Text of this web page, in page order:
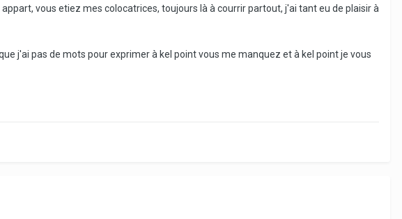
vous etiez mes colocatrices, toujours là à courrir partout, j'ai tant eu de plaisir à
j'ai pas de mots pour exprimer à kel point vous me manquez et à kel point je vous